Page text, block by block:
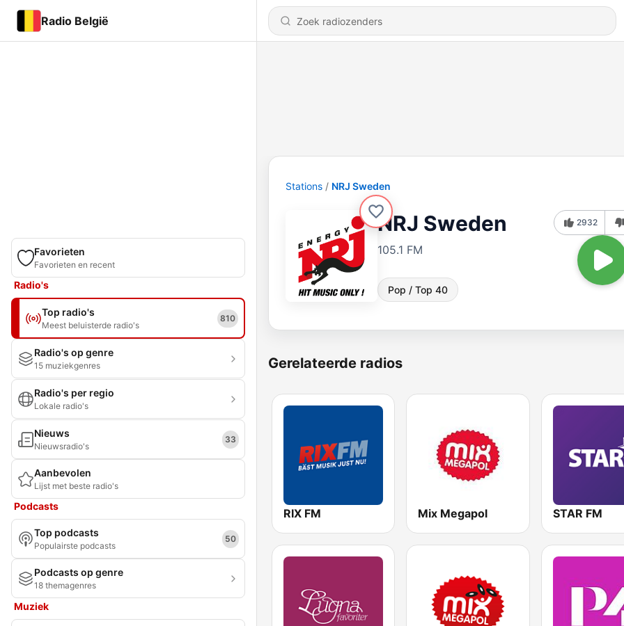
Radio België
Favorieten
Favorieten en recent
Radio's
Top radio's
Meest beluisterde radio's
810
Radio's op genre
15 muziekgenres
Radio's per regio
Lokale radio's
Nieuws
Nieuwsradio's
33
Aanbevolen
Lijst met beste radio's
Podcasts
Top podcasts
Populairste podcasts
50
Podcasts op genre
18 themagenres
Muziek
Stations NRJ Sweden
NRJ Sweden
105.1 FM
Pop / Top 40
2932
Gerelateerde radios
RIX FM Mix Megapol STAR FM